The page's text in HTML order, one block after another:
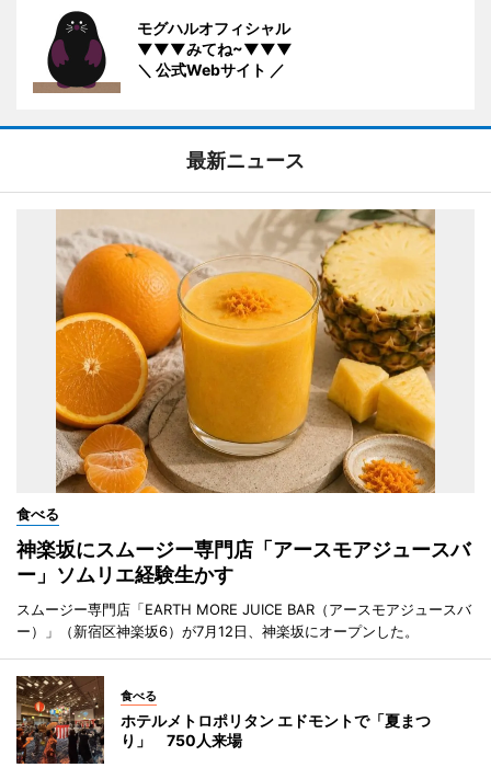
モグハルオフィシャル
▼▼▼みてね~▼▼▼
＼ 公式Webサイト ／
最新ニュース
食べる
神楽坂にスムージー専門店「アースモアジュースバ
ー」ソムリエ経験生かす
スムージー専門店「EARTH MORE JUICE BAR（アースモアジュースバ
ー）」（新宿区神楽坂6）が7月12日、神楽坂にオープンした。
食べる
ホテルメトロポリタン エドモントで「夏まつ
り」 750人来場